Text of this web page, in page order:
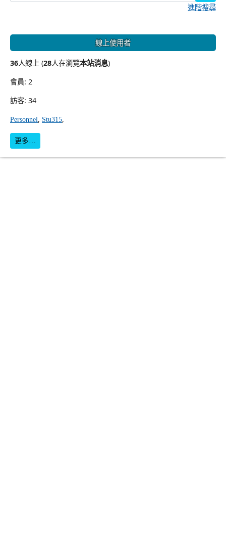
進階搜尋
線上使用者
36人線上 (28人在瀏覽本站消息)
會員: 2
訪客: 34
Personnel , Stu315,
更多…